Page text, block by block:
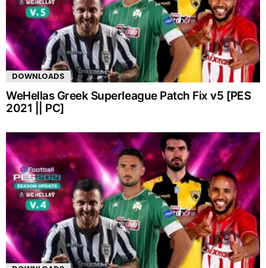
DOWNLOADS
WeHellas Greek Superleague Patch Fix v5 [PES
2021 || PC]